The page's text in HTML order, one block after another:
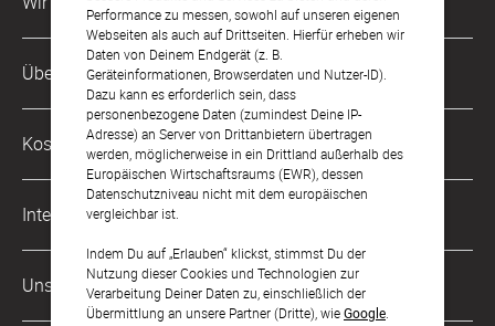
Performance zu messen, sowohl auf unseren eigenen
Webseiten als auch auf Drittseiten. Hierfür erheben wir
Daten von Deinem Endgerät (z. B.
Geräteinformationen, Browserdaten und Nutzer-ID).
Dazu kann es erforderlich sein, dass
personenbezogene Daten (zumindest Deine IP-
Adresse) an Server von Drittanbietern übertragen
werden, möglicherweise in ein Drittland außerhalb des
Europäischen Wirtschaftsraums (EWR), dessen
Datenschutzniveau nicht mit dem europäischen
vergleichbar ist.
Indem Du auf „Erlauben“ klickst, stimmst Du der
Nutzung dieser Cookies und Technologien zur
Verarbeitung Deiner Daten zu, einschließlich der
Übermittlung an unsere Partner (Dritte), wieGoogle
Kundenservice-Hotline
0221 956 725 10
Mo. - Fr. von 9 bis 17 Uhr
kontakt@sendmoments.de
Über Uns
Philosophie
Karriere
Impressum
AGB & Widerrufsrecht
Zahlung & Versand
Kostenlose Services
Musterkarten
Digitale Gästelisten
FAQ & Hilfe
International
Österreich
Schweiz
Unsere Zahlungsarten